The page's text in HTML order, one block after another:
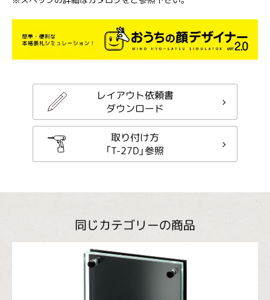
レイアウト依頼書
ダウンロード
取り付け方
「T-27D」参照
同じカテゴリーの商品